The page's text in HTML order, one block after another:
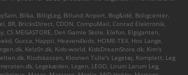
, Bilka, BilligLeg, Billund Airport, Bog&idé, Boligcenter,
, BR, BricksDirect, CDON, CompuMail, Conrad Elektronik,
, CS MEGASTORE, Den Gamle Skole, Elefun, Elgiganten,
, Gucca, Happii, Heaven4kids, HOME-TEX, Hos Lange,
, Kelz0r.dk, Kids-world, KidsDreamStore.dk, Kim's
, Klodskassen, Klovnen Tulle's Legetøj, Komplett, Leg
, Legekæden, Legen, LEGO, Lirum Larum Leg,